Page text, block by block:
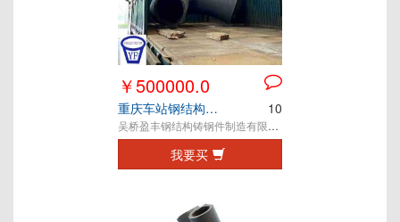
￥500000.0
重庆车站钢结构铸钢节点 10
吴桥盈丰钢结构铸钢件制造有限公司
我要买